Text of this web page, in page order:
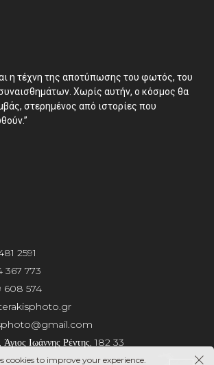
η τέχνη της αποτύπωσης του φωτός, του
Χωρίς αυτήν, ο κόσμος θα
στερημένος από ιστορίες που
2591
367 773
608 574
Ιωάννης Ρέντης, 182 33
cookies to improve your experience.